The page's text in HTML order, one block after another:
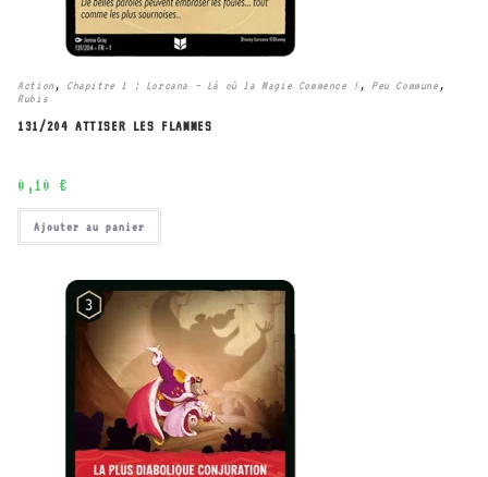
Action , Chapitre 1 : Lorcana – Là où la Magie Commence ! , Peu Commune ,
Rubis
131/204 ATTISER LES FLAMMES
0,10 €
Ajouter au panier